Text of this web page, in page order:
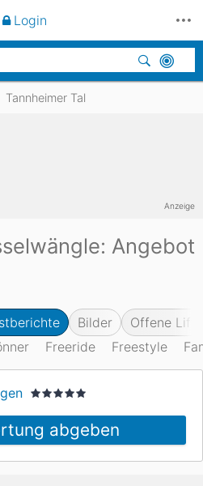
Tannheimer Tal
Angebot
Bilder
Offene
Freeride Freestyle
abgeben
Anzeige
Login